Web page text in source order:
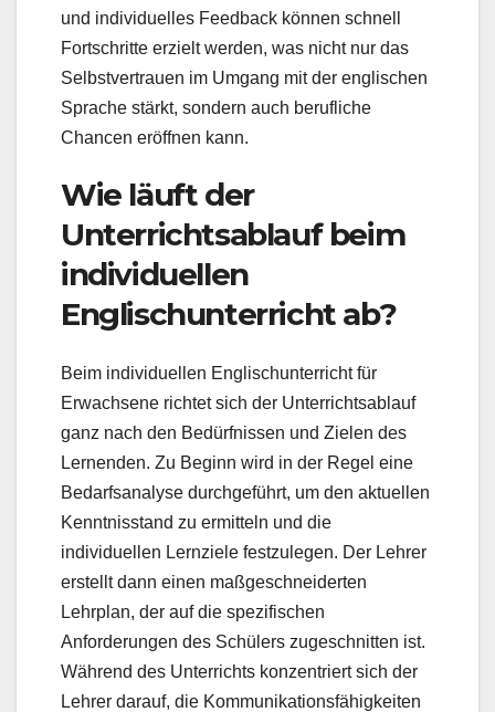
und individuelles Feedback können schnell
Fortschritte erzielt werden, was nicht nur das
Selbstvertrauen im Umgang mit der englischen
Sprache stärkt, sondern auch berufliche
Chancen eröffnen kann.
Wie läuft der
Unterrichtsablauf beim
individuellen
Englischunterricht ab?
Beim individuellen Englischunterricht für
Erwachsene richtet sich der Unterrichtsablauf
ganz nach den Bedürfnissen und Zielen des
Lernenden. Zu Beginn wird in der Regel eine
Bedarfsanalyse durchgeführt, um den aktuellen
Kenntnisstand zu ermitteln und die
individuellen Lernziele festzulegen. Der Lehrer
erstellt dann einen maßgeschneiderten
Lehrplan, der auf die spezifischen
Anforderungen des Schülers zugeschnitten ist.
Während des Unterrichts konzentriert sich der
Lehrer darauf, die Kommunikationsfähigkeiten